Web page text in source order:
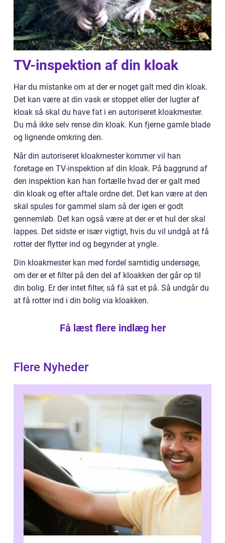
TV-inspektion af din kloak
Har du mistanke om at der er noget galt med din kloak.
Det kan være at din vask er stoppet eller der lugter af
kloak så skal du have fat i en autoriseret kloakmester.
Du må ikke selv rense din kloak. Kun fjerne gamle blade
og lignende omkring den.
Når din autoriseret kloakmester kommer vil han
foretage en TV-inspektion af din kloak. På baggrund af
den inspektion kan han fortælle hvad der er galt med
din kloak og efter aftale ordne det. Det kan være at den
skal spules for gammel slam så der igen er godt
gennemløb. Det kan også være at der er et hul der skal
lappes. Det sidste er især vigtigt, hvis du vil undgå at få
rotter der flytter ind og begynder at yngle.
Din kloakmester kan med fordel samtidig undersøge,
om der er et filter på den del af kloakken der går op til
din bolig. Er der intet filter, så få sat et på. Så undgår du
at få rotter ind i din bolig via kloakken.
Få læst flere indlæg her
Flere Nyheder